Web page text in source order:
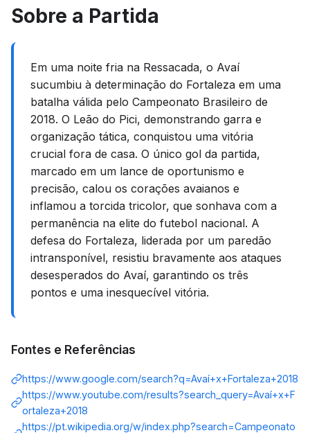
Sobre a Partida
Em uma noite fria na Ressacada, o Avaí
sucumbiu à determinação do Fortaleza em uma
batalha válida pelo Campeonato Brasileiro de
2018. O Leão do Pici, demonstrando garra e
organização tática, conquistou uma vitória
crucial fora de casa. O único gol da partida,
marcado em um lance de oportunismo e
precisão, calou os corações avaianos e
inflamou a torcida tricolor, que sonhava com a
permanência na elite do futebol nacional. A
defesa do Fortaleza, liderada por um paredão
intransponível, resistiu bravamente aos ataques
desesperados do Avaí, garantindo os três
pontos e uma inesquecível vitória.
Fontes e Referências
https://www.google.com/search?q=Avaí+x+Fortaleza+2018
https://www.youtube.com/results?search_query=Avaí+x+F
ortaleza+2018
https://pt.wikipedia.org/w/index.php?search=Campeonato